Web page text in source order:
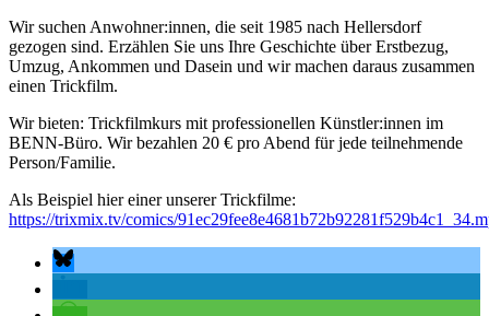
Wir suchen Anwohner:innen, die seit 1985 nach Hellersdorf
gezogen sind. Erzählen Sie uns Ihre Geschichte über Erstbezug,
Umzug, Ankommen und Dasein und wir machen daraus zusammen
einen Trickfilm.
Wir bieten: Trickfilmkurs mit professionellen Künstler:innen im
BENN-Büro. Wir bezahlen 20 € pro Abend für jede teilnehmende
Person/Familie.
Als Beispiel hier einer unserer Trickfilme:
https://trixmix.tv/comics/